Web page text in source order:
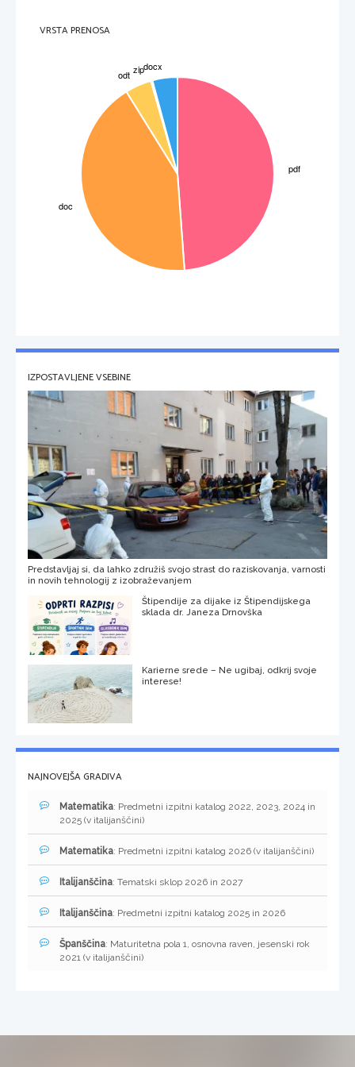
izrazitem poetičnem slogu, pogosto v verzih ali pa v prozi, ki je močno ritmizirana.
osebe iz sodobnega stvrnega sveta, zlasti iz srednjih in nižjih slojev, vse do proletariata. Taka
smer   je   podlaga   ne   samo   Kraigherjevim   in   Finžgarjevim   igram,   marveč   tudi   glavnim
Cankarjevim dramam, kot sta kralj na Betajnovi in Hlapci. Vendar so ravno v Cankarjevih
igrah poazne še druge smeri. Nova romantika se močno čuti v prvi igri Romantične duše, na
VRSTA PRENOSA
IZPOSTAVLJENE VSEBINE
Predstavljaj si, da lahko združiš svojo strast do raziskovanja, varnosti
in novih tehnologij z izobraževanjem
Štipendije za dijake iz Štipendijskega
sklada dr. Janeza Drnovška
Karierne srede – Ne ugibaj, odkrij svoje
interese!
NAJNOVEJŠA GRADIVA
Matematika: Predmetni izpitni katalog 2022, 2023, 2024 in
2025 (v italijanščini)
Matematika: Predmetni izpitni katalog 2026 (v italijanščini)
Italijanščina: Tematski sklop 2026 in 2027
Italijanščina: Predmetni izpitni katalog 2025 in 2026
Španščina: Maturitetna pola 1, osnovna raven, jesenski rok
2021 (v italijanščini)